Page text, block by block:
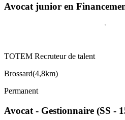
Avocat junior en
TOTEM Recruteur de talent
Brossard(4,8km)
Permanent
Avocat - Gestionnaire (SS -